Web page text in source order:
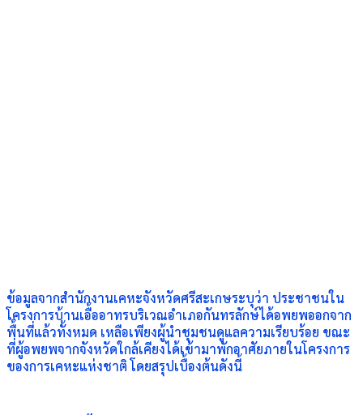
ข้อมูลจากสำนักงานเคหะจังหวัดศรีสะเกษระบุว่า ประชาชนใน
โครงการบ้านเอื้ออาทรบริเวณอำเภอกันทรลักษ์ได้อพยพออกจาก
พื้นที่แล้วทั้งหมด เหลือเพียงผู้นำชุมชนดูแลความเรียบร้อย ขณะ
ที่ผู้อพยพจากจังหวัดใกล้เคียงได้เข้ามาพักอาศัยภายในโครงการ
ของการเคหะแห่งชาติ โดยสรุปเบื้องต้นดังนี้